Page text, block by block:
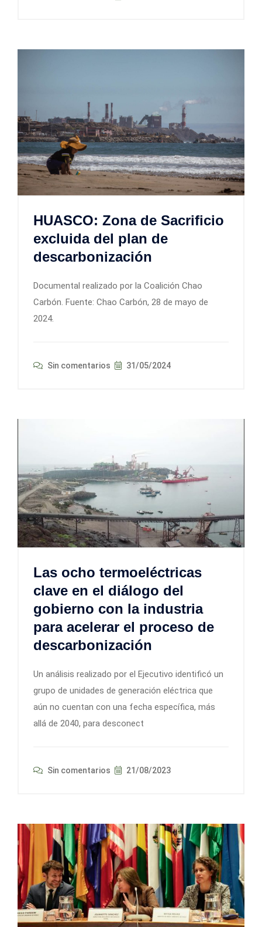
HUASCO: Zona de Sacrificio
excluida del plan de
descarbonización
Documental realizado por la Coalición Chao
Carbón. Fuente: Chao Carbón, 28 de mayo de
2024.
Sin comentarios 31/05/2024
Las ocho termoeléctricas
clave en el diálogo del
gobierno con la industria
para acelerar el proceso de
descarbonización
Un análisis realizado por el Ejecutivo identificó un
grupo de unidades de generación eléctrica que
aún no cuentan con una fecha específica, más
allá de 2040, para desconect
Sin comentarios 21/08/2023